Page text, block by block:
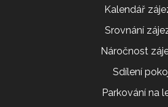
Kalendář
Srovnání
Náročnost
Sdílení
Parkování na